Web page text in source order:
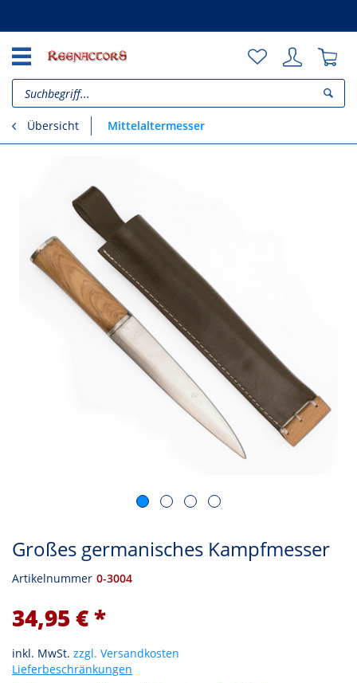
Übersicht Mittelaltermesser
Großes germanisches Kampfmesser
Artikelnummer 0-3004
34,95 € *
inkl. MwSt. zzgl. Versandkosten
Lieferbeschränkungen